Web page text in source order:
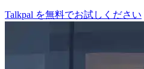
Talkpal を無料でお試しください